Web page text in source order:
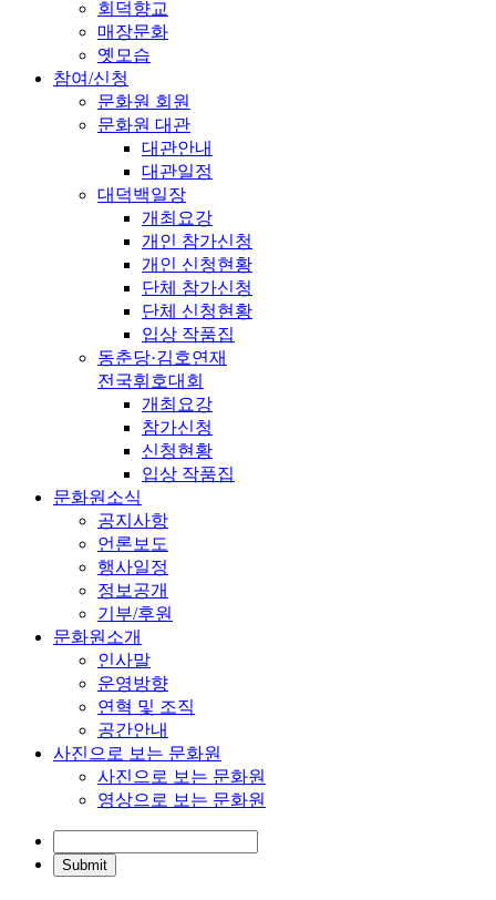
회덕향교
매장문화
옛모습
참여/신청
문화원 회원
문화원 대관
대관안내
대관일정
대덕백일장
개최요강
개인 참가신청
개인 신청현황
단체 참가신청
단체 신청현황
입상 작품집
동춘당·김호연재
전국휘호대회
개최요강
참가신청
신청현황
입상 작품집
문화원소식
공지사항
언론보도
행사일정
정보공개
기부/후원
문화원소개
인사말
운영방향
연혁 및 조직
공간안내
사진으로 보는 문화원
사진으로 보는 문화원
영상으로 보는 문화원